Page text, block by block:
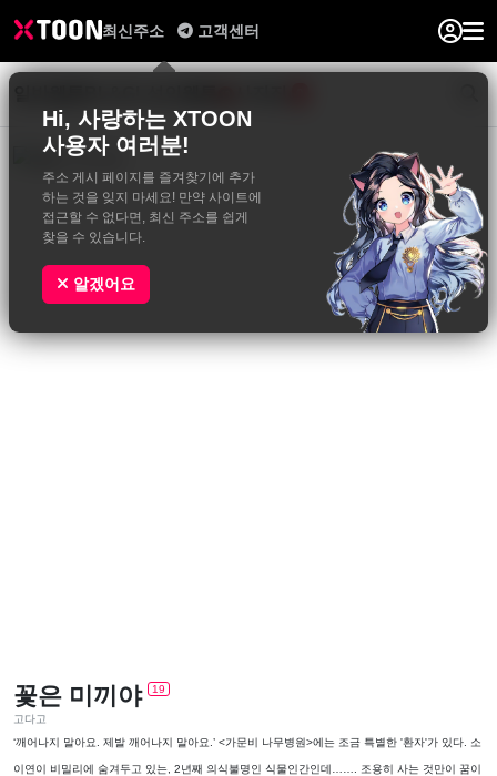
최신주소
Hi, 사랑하는 XTOON
사용자 여러분!
주소 게시 페이지를 즐겨찾기에 추가
하는 것을 잊지 마세요! 만약 사이트에
접근할 수 없다면, 최신 주소를 쉽게
찾을 수 있습니다.
알겠어요
고객센터
꽃은 미끼야 19
고다고
‘깨어나지 말아요. 제발 깨어나지 말아요.’ <가문비 나무병원>에는 조금 특별한 '환자'가 있다. 소
이연이 비밀리에 숨겨두고 있는, 2년째 의식불명인 식물인간인데……. 조용히 사는 것만이 꿈이